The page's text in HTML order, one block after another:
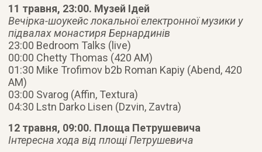
11 травня, 23:00. Музей Ідей
Вечірка-шоукейс локальної електронної музики у
підвалах монастиря Бернардинів
23:00 Bedroom Talks (live)
00:00 Chetty Thomas (420 AM)
01:30 Mike Trofimov b2b Roman Kapiy (Abend, 420
AM)
03:00 Svarog (Affin, Textura)
04:30 Lstn Darko Lisen (Dzvin, Zavtra)
12 травня, 09:00. Площа Петрушевича
Інтересна хода від площі Петрушевича